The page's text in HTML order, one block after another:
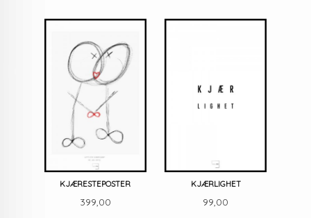
KJÆRESTEPOSTER
Pris
399,00
KJÆRLIGHET
Pris
99,00